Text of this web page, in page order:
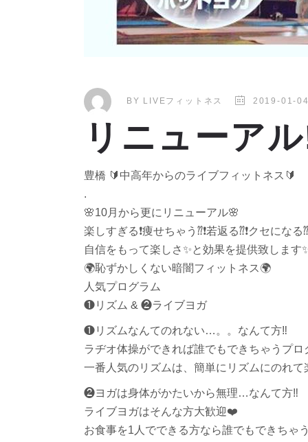
BY LIVEフィットネス 2019-01-
リニューア
豊橋 🔰 中高年からのライブフィットネス 🔰
.
🌸10月から更にリニューアル🌸
楽しすぎる❗️痩せちゃう⁇❗️若返る⁇❗️クセになる⁇
自信をもって楽しさ✨と効果を提供致します
🌍恥ずかしくない暗闇フィットネス 🌍
人気プログラム
❶リズム & ❷ライブヨガ
❶リズムなんてのれない…。。なんて方‼︎
ラヂオ体操ができれば誰でもできちゃうプロ
一番人気のリズムは、簡単にリズムにのれて
❷ヨガは身体がかたいから無理…なんて方‼︎
ライブヨガはそんな方大歓迎❤️
お食事を1人でできる方なら誰でもできちゃ